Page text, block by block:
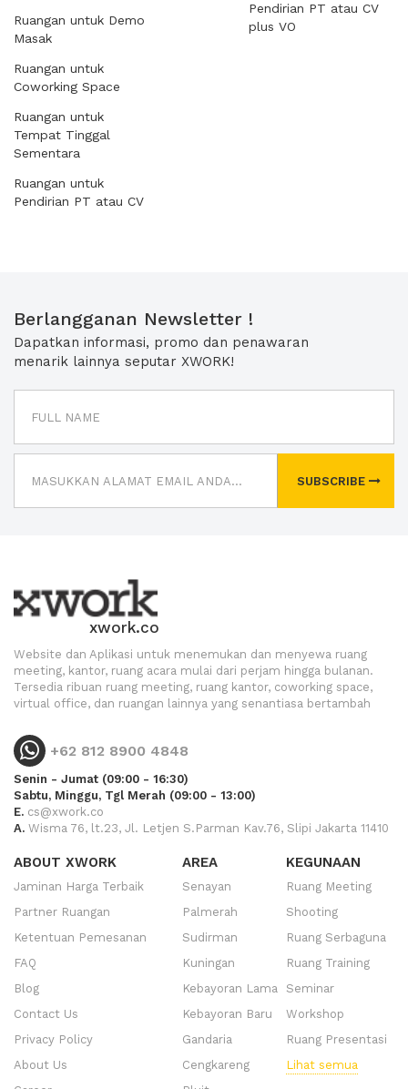
Ruangan untuk Demo
Masak
Ruangan untuk
Coworking Space
Ruangan untuk
Tempat Tinggal
Sementara
Ruangan untuk
Pendirian PT atau CV
Pendirian PT atau CV
plus VO
Berlangganan Newsletter !
Dapatkan informasi, promo dan penawaran
menarik lainnya seputar XWORK!
SUBSCRIBE
xwork.co
Website dan Aplikasi untuk menemukan dan menyewa ruang
meeting, kantor, ruang acara mulai dari perjam hingga bulanan.
Tersedia ribuan ruang meeting, ruang kantor, coworking space,
virtual office, dan ruangan lainnya yang senantiasa bertambah
+62 812 8900 4848
Senin - Jumat (09:00 - 16:30)
Sabtu, Minggu, Tgl Merah (09:00 - 13:00)
E. cs@xwork.co
A. Wisma 76, lt.23, Jl. Letjen S.Parman Kav.76, Slipi Jakarta 11410
ABOUT XWORK
Jaminan Harga Terbaik
Partner Ruangan
Ketentuan Pemesanan
FAQ
Blog
Contact Us
Privacy Policy
About Us
AREA
Senayan
Palmerah
Sudirman
Kuningan
Kebayoran Lama
Kebayoran Baru
Gandaria
Cengkareng
KEGUNAAN
Ruang Meeting
Shooting
Ruang Serbaguna
Ruang Training
Seminar
Workshop
Ruang Presentasi
Lihat semua